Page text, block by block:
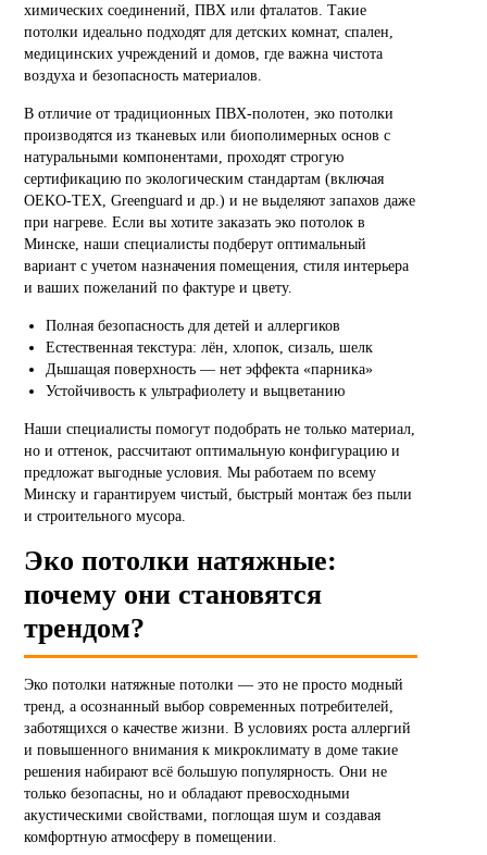
химических соединений, ПВХ или фталатов. Такие
потолки идеально подходят для детских комнат, спален,
медицинских учреждений и домов, где важна чистота
воздуха и безопасность материалов.
В отличие от традиционных ПВХ-полотен, эко потолки
производятся из тканевых или биополимерных основ с
натуральными компонентами, проходят строгую
сертификацию по экологическим стандартам (включая
OEKO-TEX, Greenguard и др.) и не выделяют запахов даже
при нагреве. Если вы хотите заказать эко потолок в
Минске, наши специалисты подберут оптимальный
вариант с учетом назначения помещения, стиля интерьера
и ваших пожеланий по фактуре и цвету.
Полная безопасность для детей и аллергиков
Естественная текстура: лён, хлопок, сизаль, шелк
Дышащая поверхность — нет эффекта «парника»
Устойчивость к ультрафиолету и выцветанию
Наши специалисты помогут подобрать не только материал,
но и оттенок, рассчитают оптимальную конфигурацию и
предложат выгодные условия. Мы работаем по всему
Минску и гарантируем чистый, быстрый монтаж без пыли
и строительного мусора.
Эко потолки натяжные:
почему они становятся
трендом?
Эко потолки натяжные потолки — это не просто модный
тренд, а осознанный выбор современных потребителей,
заботящихся о качестве жизни. В условиях роста аллергий
и повышенного внимания к микроклимату в доме такие
решения набирают всё большую популярность. Они не
только безопасны, но и обладают превосходными
акустическими свойствами, поглощая шум и создавая
комфортную атмосферу в помещении.